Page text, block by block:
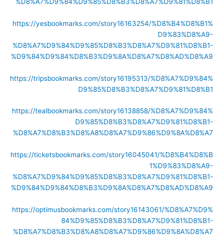
https://yesbookmarks.com/story16163254/%D8%B4%D8%B1%
D9%83%D8%A9-
%D8%A7%D9%84%D9%85%D8%B3%D8%A7%D9%81%D8%B1-
%D9%84%D9%84%D8%B3%D9%8A%D8%A7%D8%AD%D8%A9
https://tripsbookmarks.com/story16195313/%D8%A7%D9%84%
D9%85%D8%B3%D8%A7%D9%81%D8%B1
https://tealbookmarks.com/story16138858/%D8%A7%D9%84%
D9%85%D8%B3%D8%A7%D9%81%D8%B1-
%D8%A7%D8%B3%D8%A8%D8%A7%D9%86%D9%8A%D8%A7
https://ticketsbookmarks.com/story16045041/%D8%B4%D8%B
1%D9%83%D8%A9-
%D8%A7%D9%84%D9%85%D8%B3%D8%A7%D9%81%D8%B1-
%D9%84%D9%84%D8%B3%D9%8A%D8%A7%D8%AD%D8%A9
https://optimusbookmarks.com/story16143061/%D8%A7%D9%
84%D9%85%D8%B3%D8%A7%D9%81%D8%B1-
%D8%A7%D8%B3%D8%A8%D8%A7%D9%86%D9%8A%D8%A7